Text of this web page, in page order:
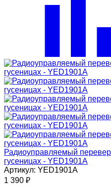
Радиоуправляемый
гусеницах - YED1901A
Артикул: YED1901A
1 390 ₽